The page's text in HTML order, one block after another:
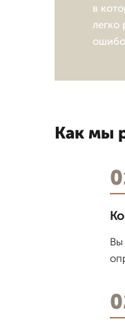
в
легко
Как мы
Вы